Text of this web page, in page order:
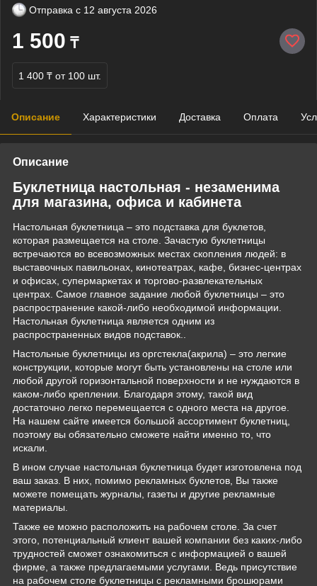
Отправка с 12 августа 2026
1 500 ₸
1 400 ₸ от 100 шт.
Описание Характеристики Доставка Оплата
Описание
Буклетница настольная - незаменима
для магазина, офиса и кабинета
Настольная буклетница – это подставка для буклетов,
которая размещается на столе. Зачастую буклетницы
встречаются во всевозможных местах скопления людей: в
выставочных павильонах, кинотеатрах, кафе, бизнес-центрах
и офисах, супермаркетах и торгово-развлекательных
центрах. Самое главное задание любой буклетницы – это
распространение какой-либо необходимой информации.
Настольная буклетница является одним из
распространенных видов подставок..
Настольные буклетницы из оргстекла(акрила) – это легкие
конструкции, которые могут быть установлены на столе или
любой другой горизонтальной поверхности и не нуждаются в
каком-либо креплении. Благодаря этому, такой вид
достаточно легко перемещается с одного места на другое.
На нашем сайте имеется большой ассортимент буклетниц,
поэтому вы обязательно сможете найти именно то, что
искали.
В ином случае настольная буклетница будет изготовлена под
ваш заказ. В них, помимо рекламных буклетов, Вы также
можете помещать журналы, газеты и другие рекламные
материалы.
Также ее можно расположить на рабочем столе. За счет
этого, потенциальный клиент вашей компании без каких-либо
трудностей сможет ознакомиться с информацией о вашей
фирме, а также предлагаемыми услугами. Ведь присутствие
на рабочем столе буклетницы с рекламными брошюрами